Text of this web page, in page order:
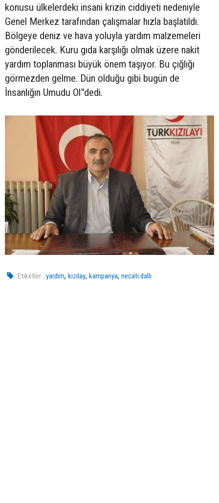
konusu ülkelerdeki insani krizin ciddiyeti nedeniyle
Genel Merkez tarafından çalışmalar hızla başlatıldı.
Bölgeye deniz ve hava yoluyla yardım malzemeleri
gönderilecek. Kuru gıda karşılığı olmak üzere nakit
yardım toplanması büyük önem taşıyor. Bu çığlığı
görmezden gelme. Dün olduğu gibi bugün de
İnsanlığın Umudu Ol”dedi.
Etiketler : yardım,kızılay,kampanya,necati dallı